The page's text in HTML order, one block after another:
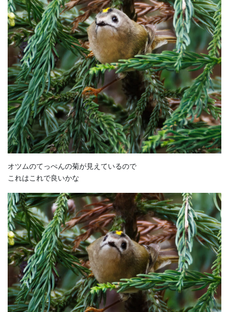
オツムのてっぺんの菊が見えているので
これはこれで良いかな